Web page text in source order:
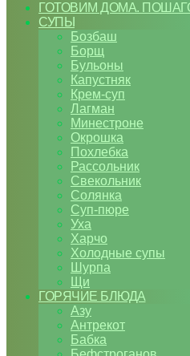
ГОТОВИМ ДОМА.
СУПЫ
Бозбаш
Борщ
Бульоны
Капустняк
Крем-суп
Лагман
Минестроне
Окрошка
Похлебка
Рассольник
Свекольник
Солянка
Суп-пюре
Уха
Харчо
Холодные супы
Шурпа
Щи
ГОРЯЧИЕ БЛЮДА
Азу
Антрекот
Бабка